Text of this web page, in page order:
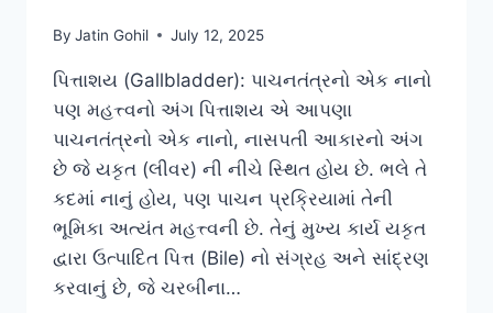
By Jatin Gohil July 12, 2025
પિત્તાશય (Gallbladder): પાચનતંત્રનો એક નાનો
પણ મહત્ત્વનો અંગ પિત્તાશય એ આપણા
પાચનતંત્રનો એક નાનો, નાસપતી આકારનો અંગ
છે જે યકૃત (લીવર) ની નીચે સ્થિત હોય છે. ભલે તે
કદમાં નાનું હોય, પણ પાચન પ્રક્રિયામાં તેની
ભૂમિકા અત્યંત મહત્ત્વની છે. તેનું મુખ્ય કાર્ય યકૃત
દ્વારા ઉત્પાદિત પિત્ત (Bile) નો સંગ્રહ અને સાંદ્રણ
કરવાનું છે, જે ચરબીના…